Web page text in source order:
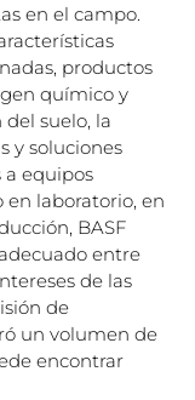
en el campo.
productos
químico y
suelo, la
y soluciones
a equipos
laboratorio, en
BASF
entre
de las
de
un volumen de
encontrar